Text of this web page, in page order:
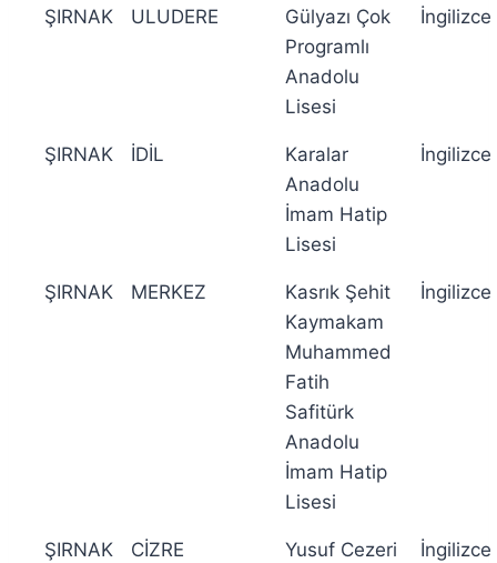
ŞIRNAK ULUDERE
Gülyazı Çok
Programlı
Anadolu
Lisesi
İngilizce
ŞIRNAK İDİL
Karalar
Anadolu
İmam Hatip
Lisesi
İngilizce
ŞIRNAK MERKEZ
Kasrık Şehit
Kaymakam
Muhammed
Fatih
Safitürk
Anadolu
İmam Hatip
Lisesi
İngilizce
ŞIRNAK CİZRE
Yusuf Cezeri
İngilizce